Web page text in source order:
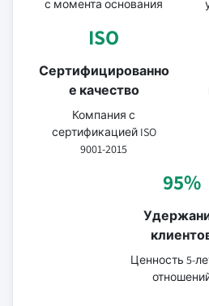
с момента основания
ISO
Сертифицированно
е качество
Компания с
сертификацией ISO
9001-2015
95%
Ценность 5-